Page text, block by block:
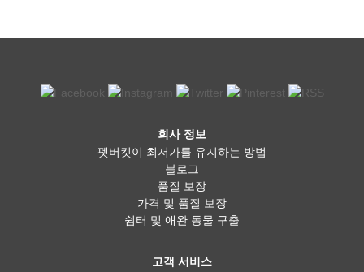
회사 정보
펫버킷이 최저가를 유지하는 방법
블로그
품질 보장
가격 및 품질 보장
쉼터 및 애완 동물 구출
고객 서비스